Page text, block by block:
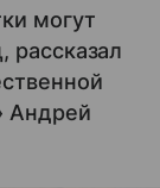
могут
рассказал
Андрей